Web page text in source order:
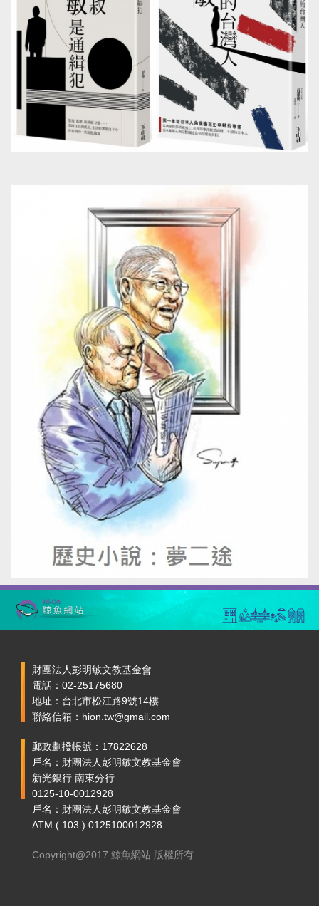
財團法人彭明敏文教基金會
電話：02-25175680
地址：台北市松江路9號14樓
聯絡信箱：hion.tw@gmail.com
郵政劃撥帳號：17822628
戶名：財團法人彭明敏文教基金會
新光銀行 南東分行
0125-10-0012928
戶名：財團法人彭明敏文教基金會
ATM ( 103 ) 0125100012928
Copyright@2017 鯨魚網站 版權所有